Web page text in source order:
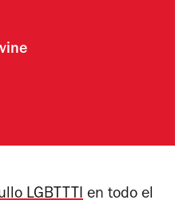
LGBTTTI en todo el